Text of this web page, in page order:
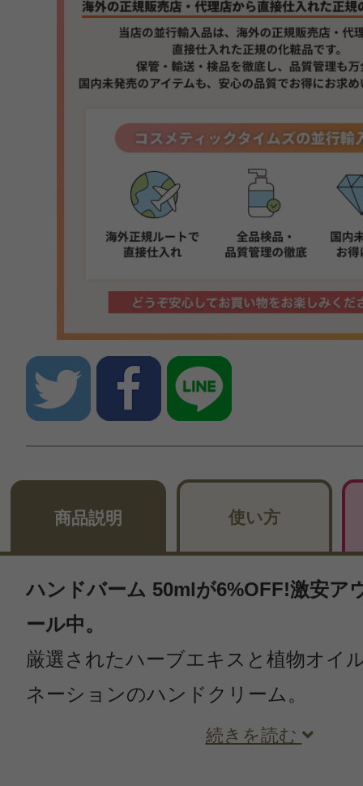
商品説明 使い方
ハンドバーム 50mlが6%OFF!激安ア
ール中。
厳選されたハーブエキスと植物オイ
ネーションのハンドクリーム。
続きを読む